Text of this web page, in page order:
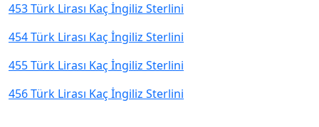
453 Türk Lirası Kaç İngiliz Sterlini
454 Türk Lirası Kaç İngiliz Sterlini
455 Türk Lirası Kaç İngiliz Sterlini
456 Türk Lirası Kaç İngiliz Sterlini